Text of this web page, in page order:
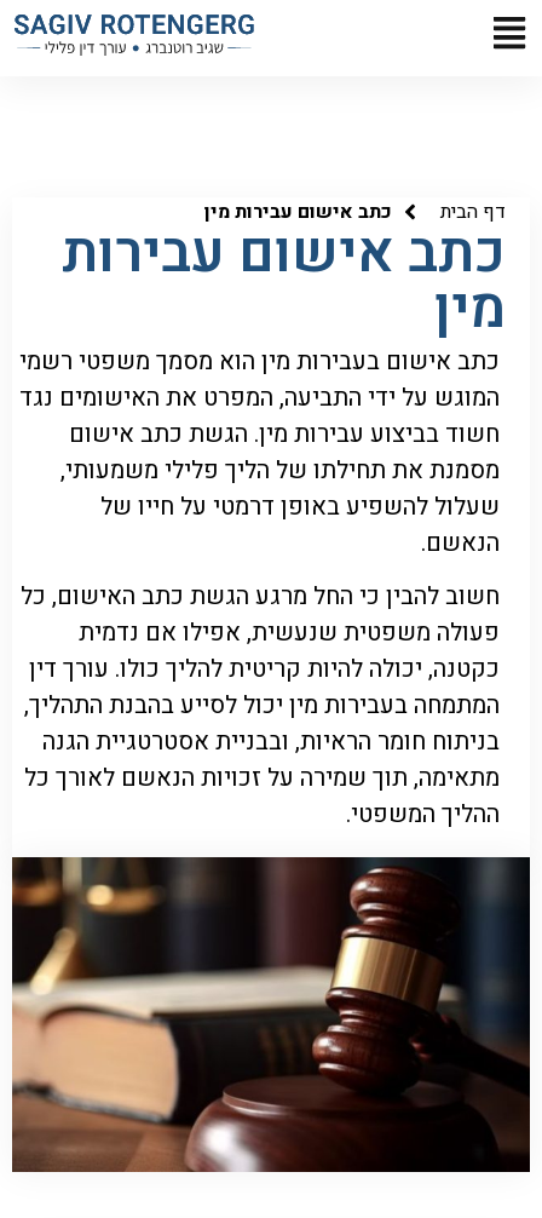
דף הבית כתב אישום עבירות מין
כתב אישום עבירות
מין
כתב אישום בעבירות מין הוא מסמך משפטי רשמי
המוגש על ידי התביעה, המפרט את האישומים נגד
חשוד בביצוע עבירות מין. הגשת כתב אישום
מסמנת את תחילתו של הליך פלילי משמעותי,
שעלול להשפיע באופן דרמטי על חייו של
הנאשם.
חשוב להבין כי החל מרגע הגשת כתב האישום, כל
פעולה משפטית שנעשית, אפילו אם נדמית
כקטנה, יכולה להיות קריטית להליך כולו. עורך דין
המתמחה בעבירות מין יכול לסייע בהבנת התהליך,
בניתוח חומר הראיות, ובבניית אסטרטגיית הגנה
מתאימה, תוך שמירה על זכויות הנאשם לאורך כל
ההליך המשפטי.